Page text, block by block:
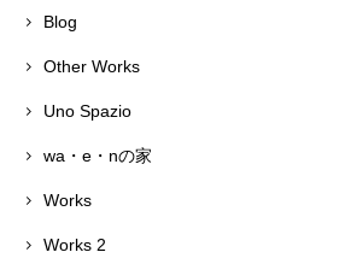
Blog
Other Works
Uno Spazio
wa・e・nの家
Works
Works 2